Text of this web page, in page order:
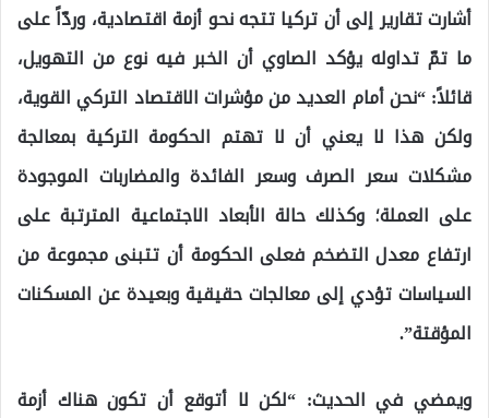
أشارت تقارير إلى أن تركيا تتجه نحو أزمة اقتصادية، وردّاً على
ما تمّ تداوله يؤكد الصاوي أن الخبر فيه نوع من التهويل،
قائلاً: “نحن أمام العديد من مؤشرات الاقتصاد التركي القوية،
ولكن هذا لا يعني أن لا تهتم الحكومة التركية بمعالجة
مشكلات سعر الصرف وسعر الفائدة والمضاربات الموجودة
على العملة؛ وكذلك حالة الأبعاد الاجتماعية المترتبة على
ارتفاع معدل التضخم فعلى الحكومة أن تتبنى مجموعة من
السياسات تؤدي إلى معالجات حقيقية وبعيدة عن المسكنات
المؤقتة”.
ويمضي في الحديث: “لكن لا أتوقع أن تكون هناك أزمة